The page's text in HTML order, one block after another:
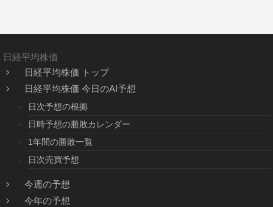
日経平均株価
日経平均株価 トップ
日経平均株価 今日のAI予想
日次予想の根拠
日時予想の勝敗カレンダー
1年間の勝敗一覧
日次売買予想
今週の予想
今年の予想